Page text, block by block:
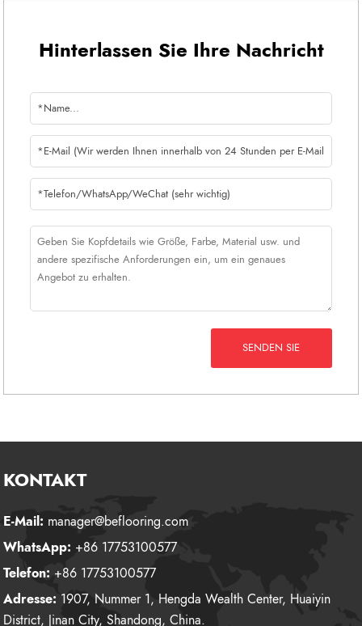
Hinterlassen Sie Ihre Nachricht
SENDEN SIE
KONTAKT
E-Mail: manager@beflooring.com
WhatsApp: +86 17753100577
Telefon: +86 17753100577
Adresse: 1907, Nummer 1, Hengda Wealth Center, Huaiyin
District, Jinan City, Shandong, China.